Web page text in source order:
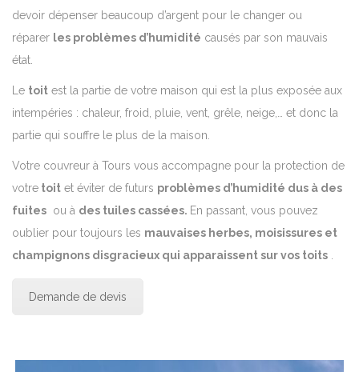
devoir dépenser beaucoup d’argent pour le changer ou
réparer les problèmes d’humidité causés par son mauvais
état.
Le toit est la partie de votre maison qui est la plus exposée aux
intempéries : chaleur, froid, pluie, vent, grêle, neige,… et donc la
partie qui souffre le plus de la maison.
Votre couvreur à Tours vous accompagne pour la protection de
votre toit et éviter de futurs problèmes d’humidité dus à des
fuites ou à des tuiles cassées. En passant, vous pouvez
oublier pour toujours les mauvaises herbes, moisissures et
champignons disgracieux qui apparaissent sur vos toits
Demande de devis